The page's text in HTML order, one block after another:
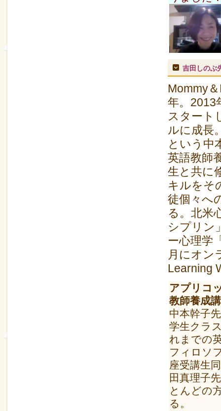
吉田しのぶ
Mommy
年。2013
スタート
ルに成長
という中
英語教師
生と共に
キルをそ
徒個々へ
る。北米
シプリン
ー心理学
月にオン
Learning
アプリコ
教師養成
中本幹子
学生クラ
れまでの
フィロソ
座受講生
田真理子
とんどの
る。